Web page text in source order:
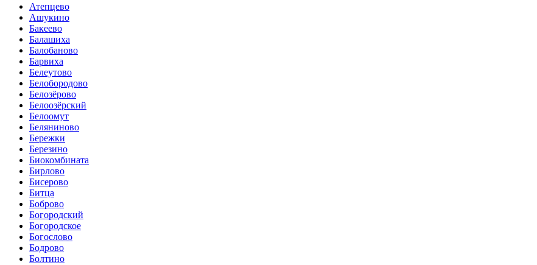
Атепцево
Ашукино
Бакеево
Балашиха
Балобаново
Барвиха
Белеутово
Белобородово
Белозёрово
Белоозёрский
Белоомут
Беляниново
Бережки
Березино
Биокомбината
Бирлово
Бисерово
Битца
Боброво
Богородский
Богородское
Богослово
Бодрово
Болтино